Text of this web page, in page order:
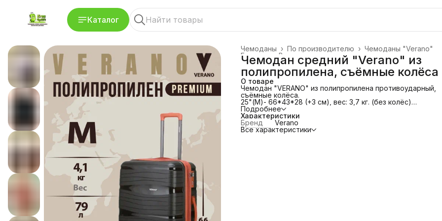
Каталог
Чемоданы "Verano"
По производителю ›
Чемоданы ›
Все товары
Главная
Чемодан средний "Verano" из
полипропилена, съёмные колёса
О товаре
Чемодан "VERANO" из полипропилена противоударный,
съёмные колёса.
25"(М)- 66*43*28 (+3 см), вес: 3,7 кг. (без колёс)
Имеет четыре полиуретановых сдвоенных колеса.
360°.
Колёса съёмные!
Телескопическую алюминиевую и 2 дополнительные
прорезиненные ручки.
Подробнее
Характеристики
Бренд
Verano
Все характеристики